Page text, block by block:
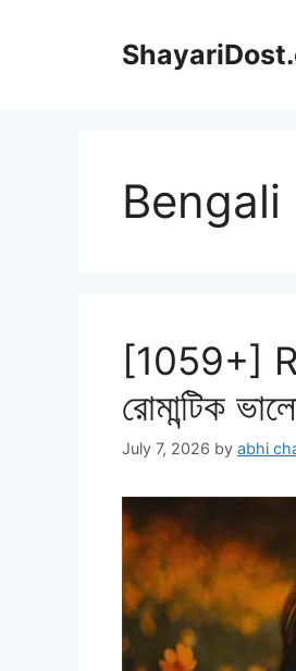
Bengali
[1059+]
রোমান্টিক
July 7, 2026 by abhi